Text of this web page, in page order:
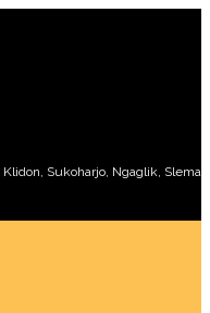
Sukoharjo, Ngaglik,